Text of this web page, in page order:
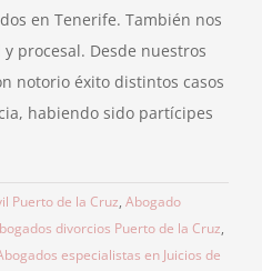
en Tenerife. También nos
procesal. Desde nuestros
notorio éxito distintos casos
habiendo sido partícipes
Puerto de la Cruz, Abogado
divorcios Puerto de la Cruz,
especialistas en Juicios de